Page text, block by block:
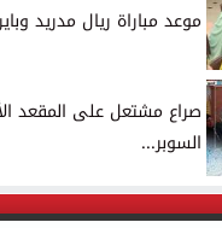
موعد مباراة ريال مدريد
صراع مشتعل على المقعد
السوبر...